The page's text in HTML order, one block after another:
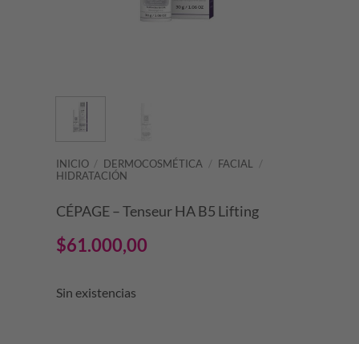
INICIO / DERMOCOSMÉTICA / FACIAL
/
HIDRATACIÓN
CÉPAGE – Tenseur HA B5 Lifting
$61.000,00
Sin existencias